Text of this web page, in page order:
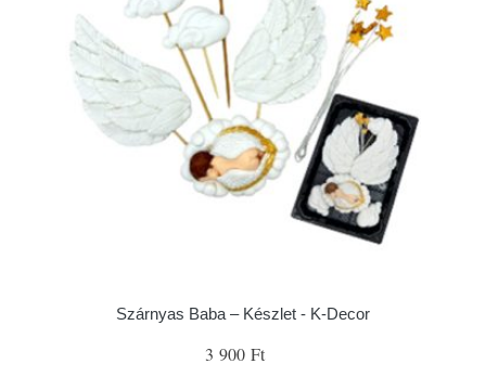
Szárnyas Baba – Készlet - K-Decor
3 900 Ft